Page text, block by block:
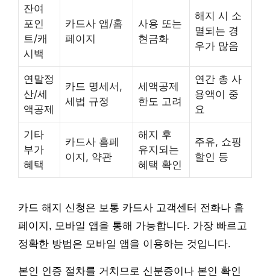
잔여
포인
트/캐
시백
카드사 앱/홈
페이지
사용 또는
현금화
해지 시 소
멸되는 경
우가 많음
연말정
산/세
액공제
카드 명세서,
세법 규정
세액공제
한도 고려
연간 총 사
용액이 중
요
기타
부가
혜택
카드사 홈페
이지, 약관
해지 후
유지되는
혜택 확인
주유, 쇼핑
할인 등
카드 해지 신청은 보통 카드사 고객센터 전화나 홈
페이지, 모바일 앱을 통해 가능합니다. 가장 빠르고
정확한 방법은 모바일 앱을 이용하는 것입니다.
본인 인증 절차를 거치므로 신분증이나 본인 확인